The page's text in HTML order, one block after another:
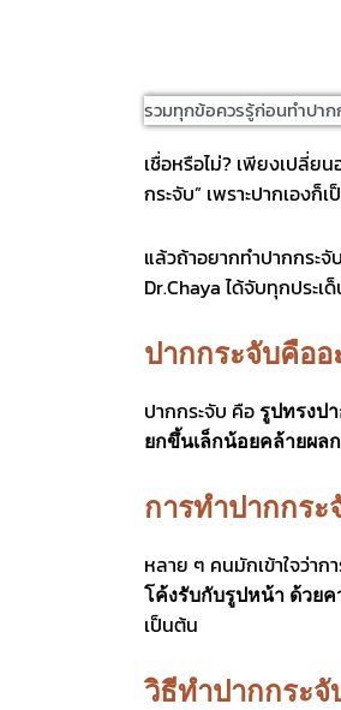
รวมทุกข้อควรรู้ก่อนทำปา
เชื่อหรือไม่? เพียงเปลี่ย
กระจับ” เพราะปากเอง
แล้วถ้าอยากทำปากกระจั
Dr.Chaya ได้จับทุกประ
ปากกระจับคืออ
ปากกระจับ คือ รูปทรงป
ยกขึ้นเล็กน้อยคล้ายผล
การทำปากกระ
หลาย ๆ คนมักเข้าใจว่า
โค้งรับกับรูปหน้า ด้วย
เป็นต้น
วิธีทำปากกระ